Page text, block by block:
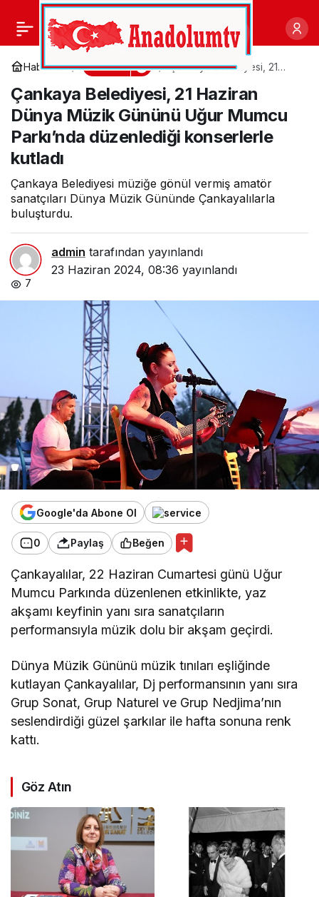
Haberler Kültür
Çankaya Belediyesi, 21
Gününü Uğur Mumcu
Parkı’nda düzenlediği
konserlerle kutladı
Çankaya Belediyesi, 21 Haziran
Dünya Müzik Gününü Uğur Mumcu
Parkı’nda düzenlediği konserlerle
kutladı
Çankaya Belediyesi müziğe gönül vermiş amatör
sanatçıları Dünya Müzik Gününde Çankayalılarla
buluşturdu.
admin tarafından yayınlandı
23 Haziran 2024, 08:36 yayınlandı
7
Google'da Abone Ol
0 Paylaş Beğen
Çankayalılar, 22 Haziran Cumartesi günü Uğur
Mumcu Parkında düzenlenen etkinlikte, yaz
akşamı keyfinin yanı sıra sanatçıların
performansıyla müzik dolu bir akşam geçirdi.
Dünya Müzik Gününü müzik tınıları eşliğinde
kutlayan Çankayalılar, Dj performansının yanı sıra
Grup Sonat, Grup Naturel ve Grup Nedjima’nın
seslendirdiği güzel şarkılar ile hafta sonuna renk
kattı.
Göz Atın
Kemer’de Burak Yeter
coşkusu
Paylaş